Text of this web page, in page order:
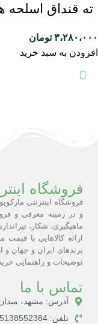
ته قنداق اسلحه
۳،۲۸۰،۰۰۰ تومان
افزودن به سبد خرید
فروشگاه
و در زمینه معرفی و
ماهیگیری، شکار،
ارائه کالاهایی با
برندهای ایران و جهان
توضیحات و راهنمایی
تماس با ما
آدرس: مشهد، میدان
تلفن: 05138552384